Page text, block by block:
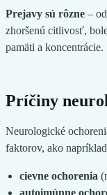
Prejavy sú rôzne –
zhoršenú citlivosť,
pamäti a koncentrácie.
Príčiny
Neurologické
faktorov, ako
cievne ochorenia